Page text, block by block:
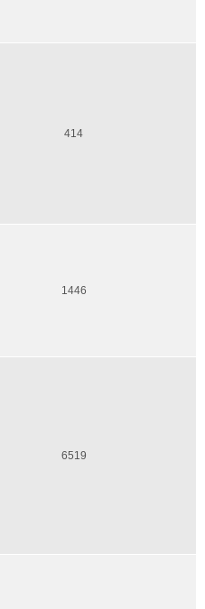
414
1446
6519